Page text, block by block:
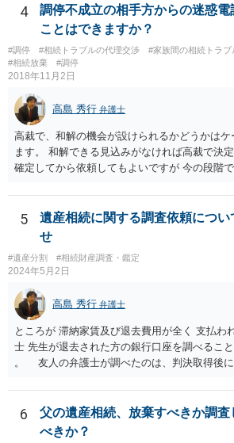
行等に照会をかけることになるでしょう。 不
でいなければ市役所ないし区役所に、お子様
かる戸籍一式を揃えてもちこみ、「名寄せ」と
分かると思います。遺産分割協議書の偽造等に
てしまっている場合は、住所などに当たりをつ
すが、現代では、各々が自由に価格設定をして
はお示しできません。ただし、かつて日本弁護
報酬基準を踏まえて価格設定している弁護士は
ので、それが一応の目安となるでしょう。
4
調停不成立の相手方からの迷惑電
ことはできますか？
#調停 #相続トラブルの代理交渉 #家族間の相続トラブ
#相続放棄
#調停
2018年11月2日
高島 秀行 弁護士
高裁で、和解の機会が設けられるかどうかはケ
ます。 和解できる見込みがなければ高裁で決
確定してから依頼してもよいですが 今の段階
5
遺産相続に関する調査依頼につ
せ
#遺産分割 #相続財産調査・鑑定
2024年5月2日
高島 秀行 弁護士
ところが 滞納家賃及び退去費用が全く 支払わ
士 先生が退去された方の銀行口座を調べるこ
。 友人の弁護士が調べたのは、判決取得後
預金の入出金履歴を調べたわけではありませ
や目的も異なりますし、開示の内容も異なりま
6
父の遺産相続、放棄すべきか調査
べきか？